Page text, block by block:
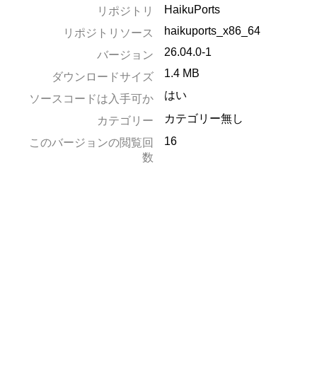
リポジトリ
HaikuPorts
リポジトリソース
haikuports_x86_64
バージョン
26.04.0-1
ダウンロードサイズ 1.4 MB
ソースコードは入手可か はい
カテゴリー
カテゴリー無し
このバージョンの閲覧回
数
16